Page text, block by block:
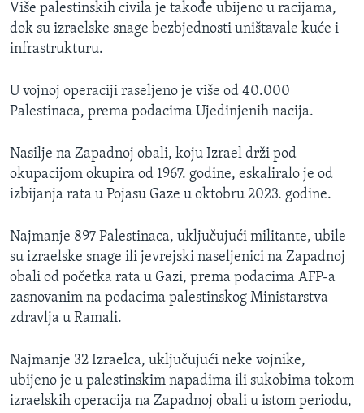
Više palestinskih civila je takođe ubijeno u racijama,
dok su izraelske snage bezbjednosti uništavale kuće i
infrastrukturu.
U vojnoj operaciji raseljeno je više od 40.000
Palestinaca, prema podacima Ujedinjenih nacija.
Nasilje na Zapadnoj obali, koju Izrael drži pod
okupacijom okupira od 1967. godine, eskaliralo je od
izbijanja rata u Pojasu Gaze u oktobru 2023. godine.
Najmanje 897 Palestinaca, uključujući militante, ubile
su izraelske snage ili jevrejski naseljenici na Zapadnoj
obali od početka rata u Gazi, prema podacima AFP-a
zasnovanim na podacima palestinskog Ministarstva
zdravlja u Ramali.
Najmanje 32 Izraelca, uključujući neke vojnike,
ubijeno je u palestinskim napadima ili sukobima tokom
izraelskih operacija na Zapadnoj obali u istom periodu,